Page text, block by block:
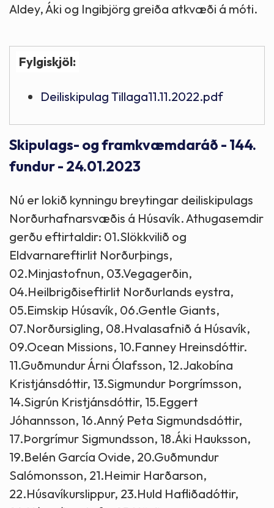
Aldey, Áki og Ingibjörg greiða atkvæði á móti.
Fylgiskjöl:
Deiliskipulag Tillaga11.11.2022.pdf
Skipulags- og framkvæmdaráð - 144.
fundur - 24.01.2023
Nú er lokið kynningu breytingar deiliskipulags
Norðurhafnarsvæðis á Húsavík. Athugasemdir
gerðu eftirtaldir: 01.Slökkvilið og
Eldvarnareftirlit Norðurþings,
02.Minjastofnun, 03.Vegagerðin,
04.Heilbrigðiseftirlit Norðurlands eystra,
05.Eimskip Húsavík, 06.Gentle Giants,
07.Norðursigling, 08.Hvalasafnið á Húsavík,
09.Ocean Missions, 10.Fanney Hreinsdóttir.
11.Guðmundur Árni Ólafsson, 12.Jakobína
Kristjánsdóttir, 13.Sigmundur Þorgrímsson,
14.Sigrún Kristjánsdóttir, 15.Eggert
Jóhannsson, 16.Anný Peta Sigmundsdóttir,
17.Þorgrímur Sigmundsson, 18.Áki Hauksson,
19.Belén García Ovide, 20.Guðmundur
Salómonsson, 21.Heimir Harðarson,
22.Húsavíkurslippur, 23.Huld Hafliðadóttir,